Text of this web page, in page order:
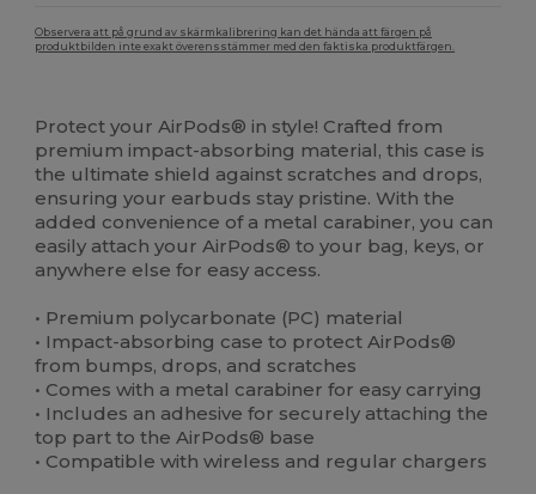
Observera att på grund av skärmkalibrering kan det hända att färgen på
produktbilden inte exakt överensstämmer med den faktiska produktfärgen.
Protect your AirPods® in style! Crafted from
premium impact-absorbing material, this case is
the ultimate shield against scratches and drops,
ensuring your earbuds stay pristine. With the
added convenience of a metal carabiner, you can
easily attach your AirPods® to your bag, keys, or
anywhere else for easy access.
• Premium polycarbonate (PC) material
• Impact-absorbing case to protect AirPods®
from bumps, drops, and scratches
• Comes with a metal carabiner for easy carrying
• Includes an adhesive for securely attaching the
top part to the AirPods® base
• Compatible with wireless and regular chargers